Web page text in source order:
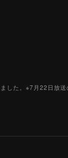
した。※7月22日放